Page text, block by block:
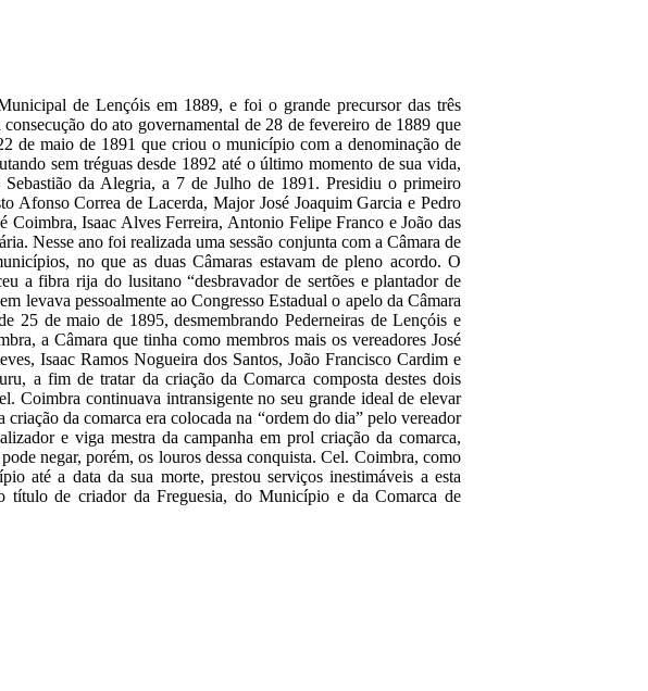
de Lençóis em 1889, e foi o grande precursor das três
do ato governamental de 28 de fevereiro de 1889 que
de maio de 1891 que criou o município com a denominação de
sem tréguas desde 1892 até o último momento de sua vida,
da Alegria, a 7 de Julho de 1891. Presidiu o primeiro
Afonso Correa de Lacerda, Major José Joaquim Garcia e Pedro
Isaac Alves Ferreira, Antonio Felipe Franco e João das
Nesse ano foi realizada uma sessão conjunta com a Câmara de
no que as duas Câmaras estavam de pleno acordo. O
a fibra rija do lusitano “desbravador de sertões e plantador de
levava pessoalmente ao Congresso Estadual o apelo da Câmara
25 de maio de 1895, desmembrando Pederneiras de Lençóis e
a Câmara que tinha como membros mais os vereadores José
Isaac Ramos Nogueira dos Santos, João Francisco Cardim e
a fim de tratar da criação da Comarca composta destes dois
Coimbra continuava intransigente no seu grande ideal de elevar
da comarca era colocada na “ordem do dia” pelo vereador
e viga mestra da campanha em prol criação da comarca,
negar, porém, os louros dessa conquista. Cel. Coimbra, como
até a data da sua morte, prestou serviços inestimáveis a esta
título de criador da Freguesia, do Município e da Comarca de